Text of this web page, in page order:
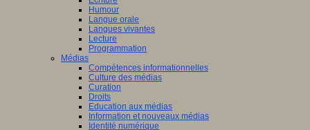
Humour
Langue orale
Langues vivantes
Lecture
Programmation
Médias
Compétences informationnelles
Culture des médias
Curation
Droits
Education aux médias
Information et nouveaux médias
Identité numérique